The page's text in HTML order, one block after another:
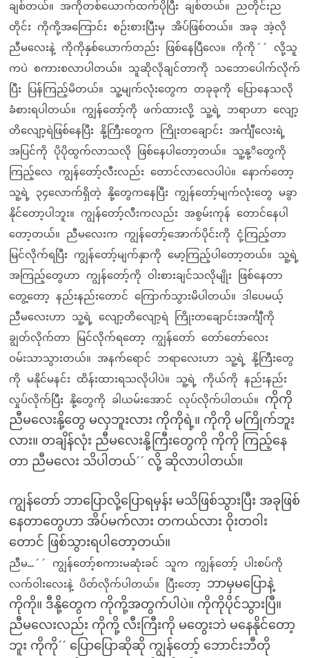
ချစ်တယ်။ အကိုတစ်ယောက်ထက်ပိုပြီး ချစ်တယ်။ ညတိုင်းည
တိုင်း ကိုကို့အကြောင်း စဉ်းစားပြီးမှ အိပ်ဖြစ်တယ်။ အခု အဲ့လို
ညီမလေးနဲ့ ကိုကိုနှစ်ယောက်တည်း ဖြစ်နေပြီလေ။ ကိုကို´´ လို့သူ
ကပဲ စကားစလာပါတယ်။ သူဆိုလိုချင်တာကို သဘောပေါက်လိုက်
ပြီး ပြန်ကြည့်မိတယ်။ သူ့မျက်လုံးတွေက တခုခုကို ပြောနေသလို
ခံစားရပါတယ်။ ကျွန်တော့်ကို ဖက်ထားလို့ သူ့ရဲ့ ဘရာဟာ လျော့
တိလျော့ရဲဖြစ်နေပြီး နို့ကြီးတွေက ကြိုးတချောင်း အင်္ကျီလေးရဲ့
အပြင်ကို ပိုပိုထွက်လာသလို ဖြစ်နေပါတော့တယ်။ သူ့နု့ိတွေကို
ကြည့်လေ ကျွန်တော့်လီးလည်း တောင်လာလေပါပဲ။ နောက်တော့
သူ့ရဲ့ ၃၄လောက်ရှိတဲ့ နို့တွေကနေပြီး ကျွန်တော့်မျက်လုံးတွေ မခွာ
နိုင်တော့ပါဘူး။ ကျွန်တော့်လီးကလည်း အစွမ်းကုန် တောင်နေပါ
တော့တယ်။ ညီမလေးက ကျွန်တော့်အောက်ပိုင်းကို ငုံ့ကြည့်တာ
မြင်လိုက်ရပြီး ကျွန်တော့်မျက်နှာကို မော့ကြည့်ပါတော့တယ်။ သူ့ရဲ့
အကြည့်တွေဟာ ကျွန်တော့်ကို ဝါးစားချင်သလိုမျိုး ဖြစ်နေတာ
တွေ့တော့ နည်းနည်းတောင် ကြောက်သွားမိပါတယ်။ ဒါပေမယ့်
ညီမလေးဟာ သူ့ရဲ့ လျော့တိလျော့ရဲ ကြိုးတချောင်းအင်္ကျီကို
ချွတ်လိုက်တာ မြင်လိုက်ရတော့ ကျွန်တော် တော်တော်လေး
ဝမ်းသာသွားတယ်။ အနက်ရောင် ဘရာလေးဟာ သူ့ရဲ့ နို့ကြီးတွေ
ကို မနိုင်မနင်း ထိန်းထားရသလိုပါပဲ။ သူ့ရဲ့ ကိုယ်ကို နည်းနည်း
လှုပ်လိုက်ပြီး နို့တွေကို ခါယမ်းအောင် လုပ်လိုက်ပါတယ်။ ကိုကို
ညီမလေးနို့တွေ မလှဘူးလား ကိုကိုရဲ့။ ကိုကို မကြိုက်ဘူး
လား။ တချိန်လုံး ညီမလေးနို့ကြီးတွေကို ကိုကို ကြည့်နေ
တာ ညီမလေး သိပါတယ်´´ လို့ ဆိုလာပါတယ်။
ကျွန်တော် ဘာပြောလို့ပြောရမှန်း မသိဖြစ်သွားပြီး အခုဖြစ်
နေတာတွေဟာ အိပ်မက်လား တကယ်လား ဝိုးတဝါး
တောင် ဖြစ်သွားရပါတော့တယ်။
ညီမ…´´ ကျွန်တော့်စကားမဆုံးခင် သူက ကျွန်တော့် ပါးစပ်ကို
လက်ဝါးလေးနဲ့ ပိတ်လိုက်ပါတယ်။ ပြီးတော့ ဘာမှမပြောနဲ့
ကိုကို။ ဒီနို့တွေက ကိုကို့အတွက်ပါပဲ။ ကိုကိုပိုင်သွားပြီ။
ညီမလေးလည်း ကိုကို့ လီးကြီးကို မတွေးဘဲ မနေနိုင်တော့
ဘူး ကိုကို´´ ပြောပြောဆိုဆို ကျွန်တော့် ဘောင်းဘီတို